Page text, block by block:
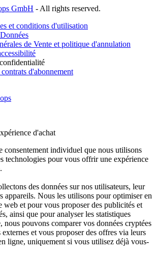
GmbH - All rights reserved.
et conditions d'utilisation
de Vente et politique d'annulation
d'abonnement
d'achat
consentement individuel que nous utilisons
technologies pour vous offrir une expérience
des données sur nos utilisateurs, leur
appareils. Nous les utilisons pour optimiser en
web et pour vous proposer des publicités et
ainsi que pour analyser les statistiques
pouvons comparer vos données cryptées
externes et vous proposer des offres via leurs
ligne, uniquement si vous utilisez déjà vous-